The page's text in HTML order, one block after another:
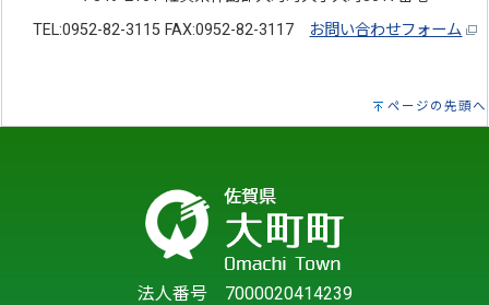
TEL:0952-82-3115 FAX:0952-82-3117
お問い合わせフォーム
ページの先頭へ
法人番号 7000020414239